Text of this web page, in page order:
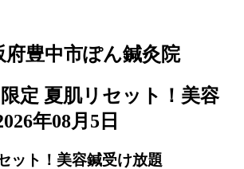
府豊中市ぽん鍼灸院
定 夏肌リセット！美容
年08月5日
ット！美容鍼受け放題